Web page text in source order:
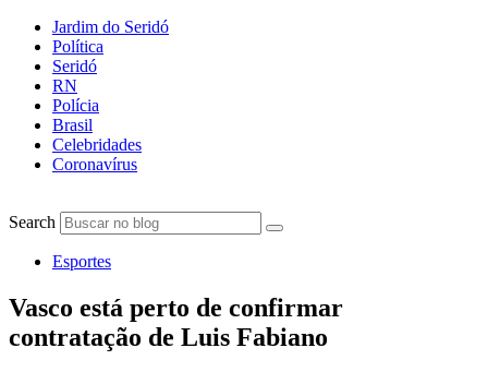
Jardim do Seridó
Política
Seridó
RN
Polícia
Brasil
Celebridades
Coronavírus
Search
Esportes
Vasco está perto de confirmar
contratação de Luis Fabiano